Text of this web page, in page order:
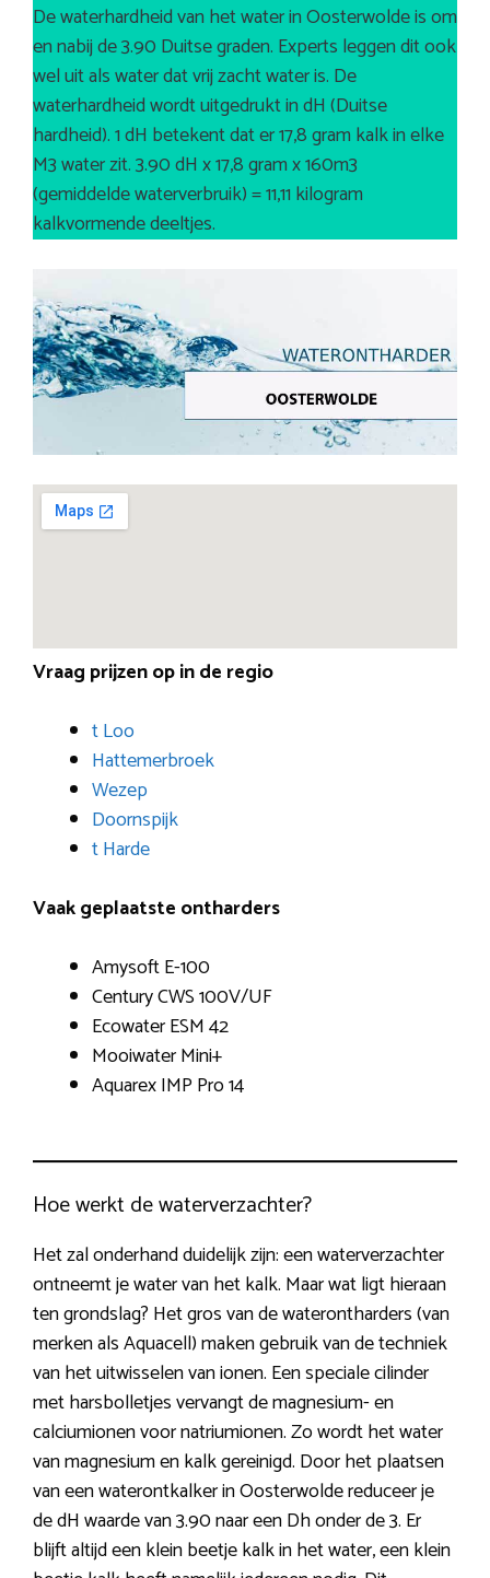
De waterhardheid van het water in Oosterwolde is om
en nabij de 3.90 Duitse graden. Experts leggen dit ook
wel uit als water dat vrij zacht water is. De
waterhardheid wordt uitgedrukt in dH (Duitse
hardheid). 1 dH betekent dat er 17,8 gram kalk in elke
M3 water zit. 3.90 dH x 17,8 gram x 160m3
(gemiddelde waterverbruik) = 11,11 kilogram
kalkvormende deeltjes.
Vraag prijzen op in de regio
t Loo
Hattemerbroek
Wezep
Doornspijk
t Harde
Vaak geplaatste ontharders
Amysoft E-100
Century CWS 100V/UF
Ecowater ESM 42
Mooiwater Mini+
Aquarex IMP Pro 14
Hoe werkt de waterverzachter?
Het zal onderhand duidelijk zijn: een waterverzachter
ontneemt je water van het kalk. Maar wat ligt hieraan
ten grondslag? Het gros van de waterontharders (van
merken als Aquacell) maken gebruik van de techniek
van het uitwisselen van ionen. Een speciale cilinder
met harsbolletjes vervangt de magnesium- en
calciumionen voor natriumionen. Zo wordt het water
van magnesium en kalk gereinigd. Door het plaatsen
van een waterontkalker in Oosterwolde reduceer je
de dH waarde van 3.90 naar een Dh onder de 3. Er
blijft altijd een klein beetje kalk in het water, een klein